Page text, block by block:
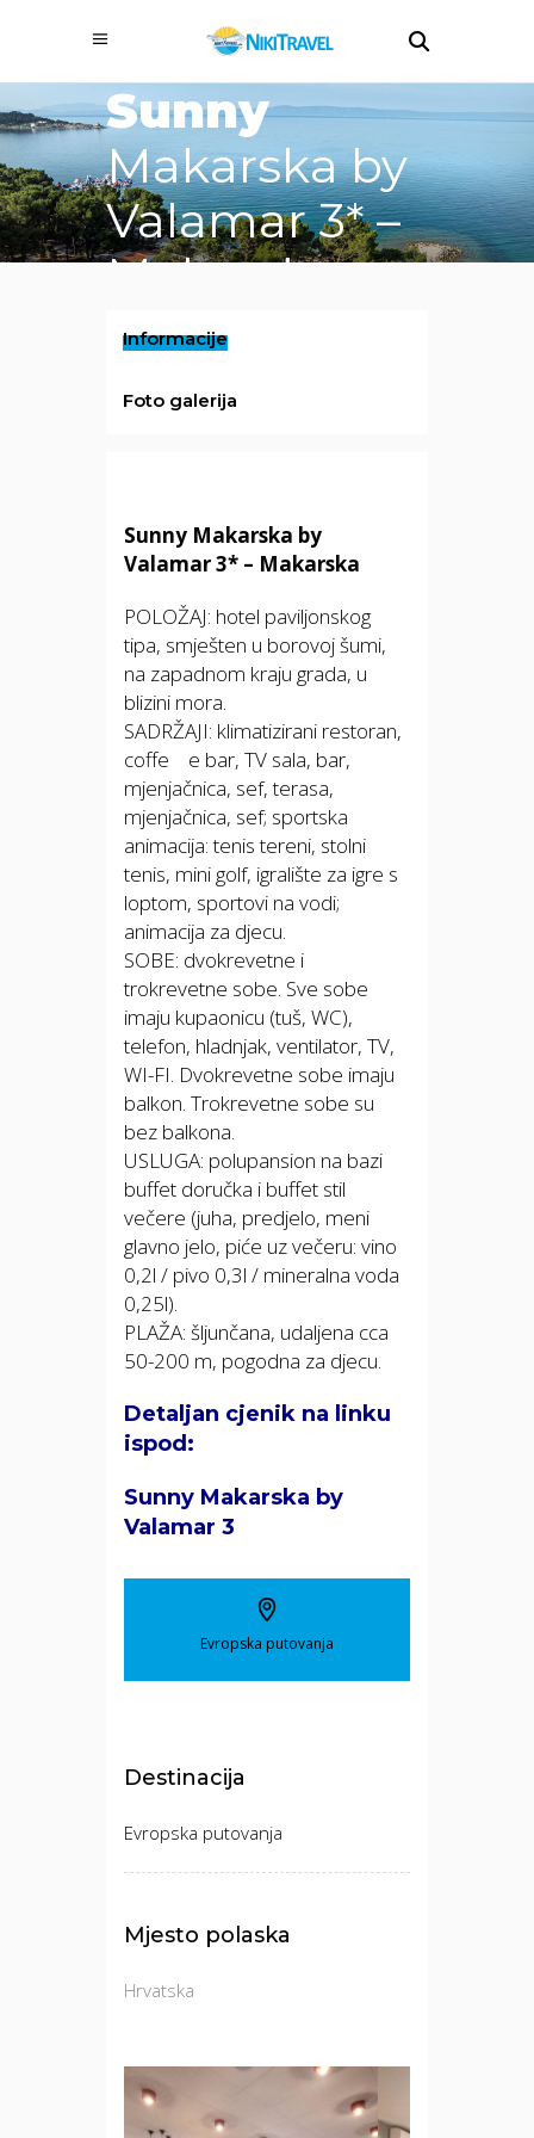
Sunny
Makarska by
Valamar 3* –
Makarska
Informacije
Foto galerija
Sunny Makarska by
Valamar 3* – Makarska
POLOŽAJ: hotel paviljonskog
tipa, smješten u borovoj šumi,
na zapadnom kraju grada, u
blizini mora.
SADRŽAJI: klimatizirani restoran,
coffe e bar, TV sala, bar,
mjenjačnica, sef, terasa,
mjenjačnica, sef; sportska
animacija: tenis tereni, stolni
tenis, mini golf, igralište za igre s
loptom, sportovi na vodi;
animacija za djecu.
SOBE: dvokrevetne i
trokrevetne sobe. Sve sobe
imaju kupaonicu (tuš, WC),
telefon, hladnjak, ventilator, TV,
WI-FI. Dvokrevetne sobe imaju
balkon. Trokrevetne sobe su
bez balkona.
USLUGA: polupansion na bazi
buffet doručka i buffet stil
večere (juha, predjelo, meni
glavno jelo, piće uz večeru: vino
0,2l / pivo 0,3l / mineralna voda
0,25l).
PLAŽA: šljunčana, udaljena cca
50-200 m, pogodna za djecu.
Detaljan cjenik na linku
ispod:
Sunny Makarska by
Valamar 3
Evropska putovanja
Destinacija
Evropska putovanja
Mjesto polaska
Hrvatska